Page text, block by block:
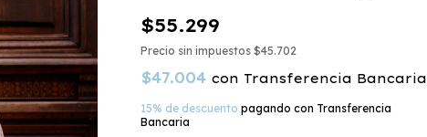
$55.299
Precio sin impuestos $45.702
$47.004 con Transferencia Bancaria
15% de descuento pagando con Transferencia
Bancaria